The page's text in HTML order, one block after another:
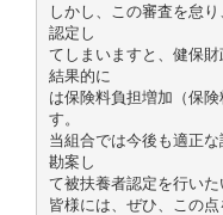
しかし、この審査を怠
認定し
てしまいますと、健保財
結果的に
は保険料負担増加（保
す。
当組合では今後も適正
勘案し
て被扶養者認定を行いた
皆様には、ぜひ、この